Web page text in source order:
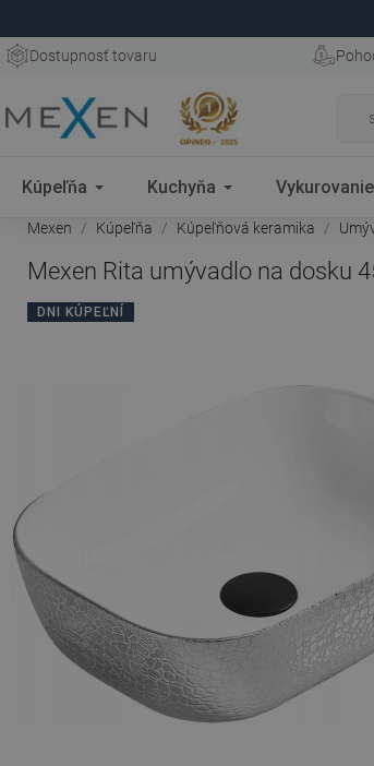
Dostupnosť tovaru
Kúpeľňa Kuchyňa Vykurovanie
Mexen Kúpeľňa Kúpeľňová keramika
Mexen Rita umývadlo na dosku
DNI KÚPEĽNÍ